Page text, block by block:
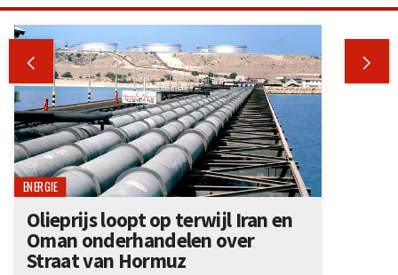
 
ENERGIE
Olieprijs loopt op terwijl Iran en
Oman onderhandelen over
Straat van Hormuz